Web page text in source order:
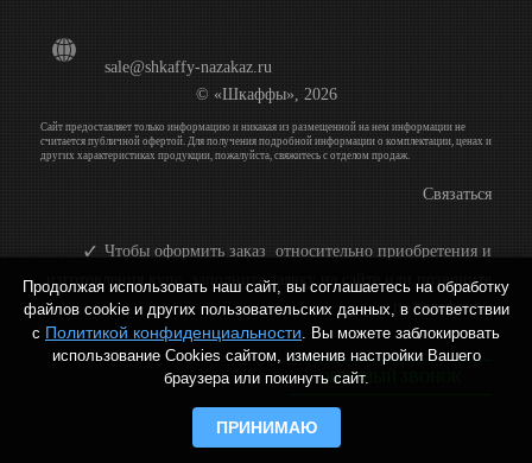
Продолжая использовать наш сайт, вы соглашаетесь на обработку
файлов cookie и других пользовательских данных, в соответствии
с Политикой конфиденциальности. Вы можете заблокировать
использование Cookies сайтом, изменив настройки Вашего
браузера или покинуть сайт.
ПРИНИМАЮ
sale@shkaffy-nazakaz.ru
© «Шкаффы», 2026
Сайт предоставляет только информацию и никакая из размещенной на нем информации не
считается публичной офертой. Для получения подробной информации о комплектации, ценах и
других характеристиках продукции, пожалуйста, свяжитесь с отделом продаж.
Связаться
Чтобы оформить заказ относительно приобретения и
изготовления купе, заполните заявку на сайте или позвоните
по телефону:
ОБРАТНЫЙ ЗВОНОК